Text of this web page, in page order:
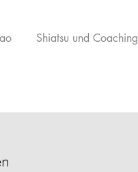
Shiatsu und Coaching